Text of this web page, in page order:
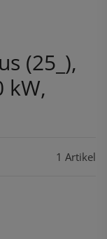
(25_),
kW,
1 Artikel